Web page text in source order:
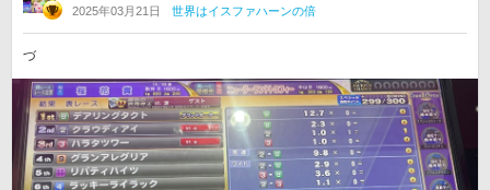
2025年03月21日 世界はイスファハーンの倍
づ